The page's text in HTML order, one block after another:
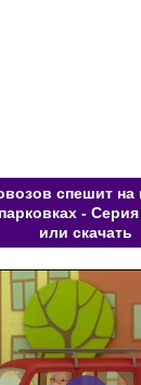
спешит
-
или скачать